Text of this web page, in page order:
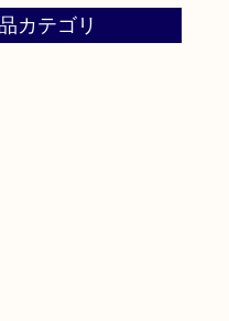
カテゴリ